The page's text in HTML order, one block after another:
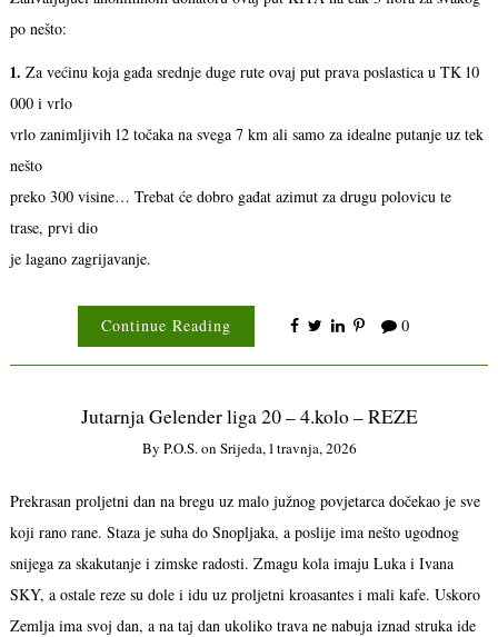
po nešto:
1. Za većinu koja gađa srednje duge rute ovaj put prava poslastica u TK 10
000 i vrlo
vrlo zanimljivih 12 točaka na svega 7 km ali samo za idealne putanje uz tek
nešto
preko 300 visine… Trebat će dobro gađat azimut za drugu polovicu te
trase, prvi dio
je lagano zagrijavanje.
Continue Reading 0
Jutarnja Gelender liga 20 – 4.kolo – REZE
By P.o.s.on Srijeda, 1 travnja, 2026
Prekrasan proljetni dan na bregu uz malo južnog povjetarca dočekao je sve
koji rano rane. Staza je suha do Snopljaka, a poslije ima nešto ugodnog
snijega za skakutanje i zimske radosti. Zmagu kola imaju Luka i Ivana
SKY, a ostale reze su dole i idu uz proljetni kroasantes i mali kafe. Uskoro
Zemlja ima svoj dan, a na taj dan ukoliko trava ne nabuja iznad struka ide